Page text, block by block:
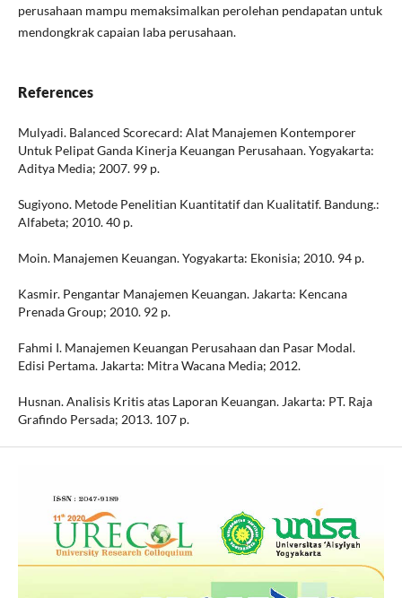
perusahaan mampu memaksimalkan perolehan pendapatan untuk
mendongkrak capaian laba perusahaan.
References
Mulyadi. Balanced Scorecard: Alat Manajemen Kontemporer
Untuk Pelipat Ganda Kinerja Keuangan Perusahaan. Yogyakarta:
Aditya Media; 2007. 99 p.
Sugiyono. Metode Penelitian Kuantitatif dan Kualitatif. Bandung.:
Alfabeta; 2010. 40 p.
Moin. Manajemen Keuangan. Yogyakarta: Ekonisia; 2010. 94 p.
Kasmir. Pengantar Manajemen Keuangan. Jakarta: Kencana
Prenada Group; 2010. 92 p.
Fahmi I. Manajemen Keuangan Perusahaan dan Pasar Modal.
Edisi Pertama. Jakarta: Mitra Wacana Media; 2012.
Husnan. Analisis Kritis atas Laporan Keuangan. Jakarta: PT. Raja
Grafindo Persada; 2013. 107 p.